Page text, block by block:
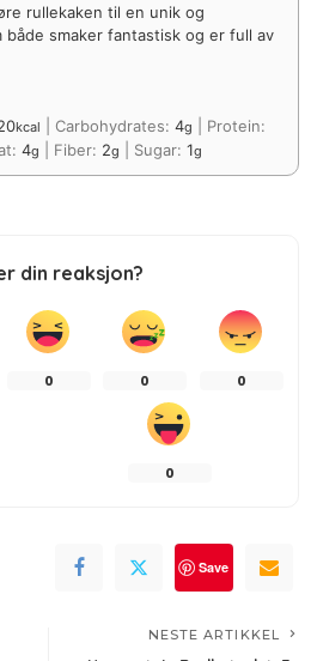
rullekaken til en unik og
smaker fantastisk og er full av
kcal Carbohydrates: 4g
Protein:
4g Fiber: 2g Sugar: 1g
din reaksjon?
0 0 0
0
Save
NESTE ARTIKKEL